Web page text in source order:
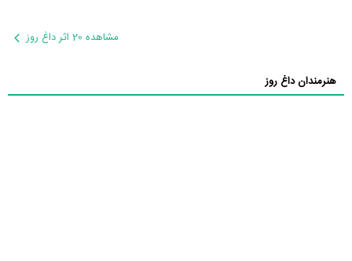
مشاهده 20 اثر داغ روز
هنرمندان داغ روز